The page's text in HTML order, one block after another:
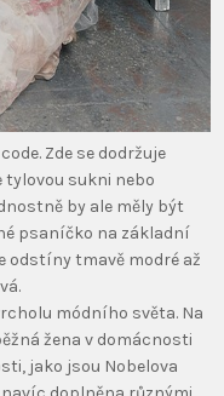
Zde se dodržuje
tylovou sukni nebo
by ale měly být
psaníčko na základní
odstíny tmavě modré až
módního světa. Na
žena v domácnosti
jako jsou Nobelova